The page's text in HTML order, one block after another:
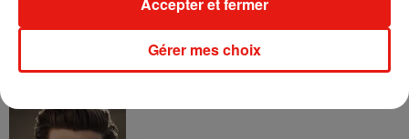
5 août 2026
Becky G sur son nouveau single
Gérer mes choix